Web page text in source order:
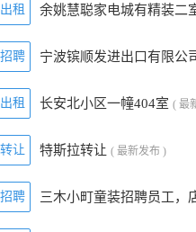
出租 余姚慧聪家电城有精装二
招聘 宁波镔顺发进出口有限公
出租 长安北小区一幢404室 ( 最
转让 特斯拉转让 ( 最新发布 )
招聘 三木小町童装招聘员工，